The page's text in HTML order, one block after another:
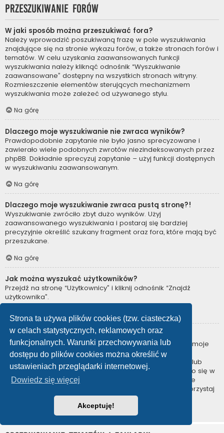
Strona ta używa plików cookies (tzw. ciasteczka)
w celach statystycznych, reklamowych oraz
funkcjonalnych. Warunki przechowywania lub
dostępu do plików cookies można określić w
ustawieniach przeglądarki internetowej.
Dowiedz się więcej
Akceptuję!
Przeszukiwanie forów
W jaki sposób można przeszukiwać fora?
Należy wprowadzić poszukiwaną frazę w pole wyszukiwania
znajdujące się na stronie wykazu forów, a także stronach forów i
tematów. W celu uzyskania zaawansowanych funkcji
wyszukiwania należy kliknąć odnośnik “Wyszukiwanie
zaawansowane” dostępny na wszystkich stronach witryny.
Rozmieszczenie elementów sterujących mechanizmem
wyszukiwania może zależeć od używanego stylu.
Na górę
Dlaczego moje wyszukiwanie nie zwraca wyników?
Prawdopodobnie zapytanie nie było jasno sprecyzowane i
zawierało wiele podobnych zwrotów niezindeksowanych przez
phpBB. Dokładnie sprecyzuj zapytanie – użyj funkcji dostępnych
w wyszukiwaniu zaawansowanym.
Na górę
Dlaczego moje wyszukiwanie zwraca pustą stronę?!
Wyszukiwanie zwróciło zbyt dużo wyników. Użyj
zaawansowanego wyszukiwania i postaraj się bardziej
precyzyjnie określić szukany fragment oraz fora, które mają być
przeszukane.
Na górę
Jak można wyszukać użytkowników?
Przejdź na stronę “Użytkownicy” i kliknij odnośnik “Znajdź
użytkownika”.
Na górę
W jaki sposób można znaleźć swoje posty i tematy?
Swoje posty można znaleźć, klikając odnośnik “Wyświetl moje
posty” znajdujący się w panelu zarządzania kontem lub
odnośnik “Posty użytkownika” na stronie swojego profilu lub
wybierając „Twoje posty” z menu „Więcej…” znajdującego się w
górnym lewym rogu witryny. Jeśli chcesz wyszukać swoje
tematy, użyj strony wyszukiwania zaawansowanego i skorzystaj
z odpowiednich funkcji.